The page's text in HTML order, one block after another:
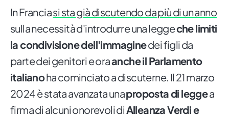
In Franciasi sta già discutendo da più di un anno
sulla necessità d'introdurre una leggeche limiti
la condivisione dell'immaginedei figli da
parte dei genitori e oraanche il Parlamento
italianoha cominciato a discuterne. Il 21 marzo
2024 è stata avanzata unaproposta di leggea
firma di alcuni onorevoli diAlleanza Verdi e